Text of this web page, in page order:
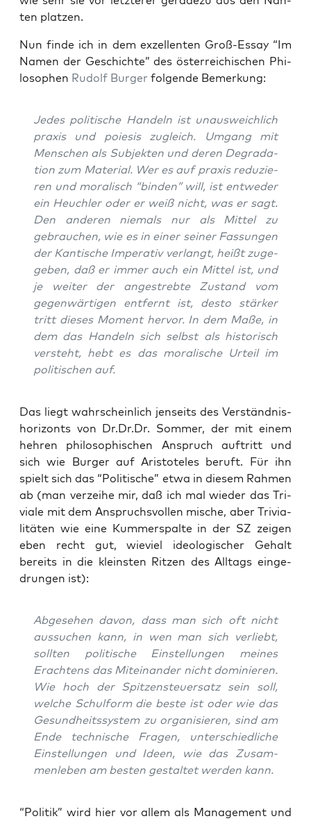
ten platzen.
Nun fin­de ich in dem exzel­len­ten Groß-Essay “Im
Namen der Geschich­te” des öster­rei­chi­schen Phi­
lo­so­phen Rudolf Bur­ger fol­gen­de Bemerkung:
Jedes poli­ti­sche Han­deln ist unaus­weich­lich
pra­xisund poie­sis
zugleich. Umgang mit
Men­schen als Sub­jek­ten und deren Degra­da­
ti­on zum Mate­ri­al. Wer es auf pra­xis redu­zie­
ren und mora­lisch “bin­den” will, ist ent­we­der
ein Heuch­ler oder er weiß nicht, was er sagt.
Den ande­ren nie­mals nur als Mit­tel zu
gebrau­chen, wie es in einer sei­ner Fas­sun­gen
der Kan­ti­sche Impe­ra­tiv ver­langt, heißt zuge­
ge­ben, daß er immer auch ein Mit­tel ist, und
je wei­ter der ange­streb­te Zustand vom
gegen­wär­ti­gen ent­fernt ist, des­to stär­ker
tritt die­ses Moment her­vor. In dem Maße, in
dem das Han­deln sich selbst als his­to­risch
ver­steht, hebt es das mora­li­sche Urteil im
poli­ti­schen auf.
Das liegt wahr­schein­lich jen­seits des Ver­ständ­nis­
ho­ri­zonts von Dr.Dr.Dr. Som­mer, der mit einem
heh­ren phi­lo­so­phi­schen Anspruch auf­tritt und
sich wie Bur­ger auf Aris­to­te­les beruft. Für ihn
spielt sich das “Poli­ti­sche” etwa in die­sem Rah­men
ab (man ver­zei­he mir, daß ich mal wie­der das Tri­
via­le mit dem Anspruchs­vol­len mische, aber Tri­via­
li­tä­ten wie eine Kum­mer­spal­te in der SZ zei­gen
eben recht gut, wie­viel ideo­lo­gi­scher Gehalt
bereits in die kleins­ten Rit­zen des All­tags ein­ge­
drun­gen ist):
Abge­se­hen davon, dass man sich oft nicht
aus­su­chen kann, in wen man sich ver­liebt,
soll­ten poli­ti­sche Ein­stel­lun­gen mei­nes
Erach­tens das Mit­ein­an­der nicht domi­nie­ren.
Wie hoch der Spit­zen­steu­er­satz sein soll,
wel­che Schul­form die bes­te ist oder wie das
Gesund­heits­sys­tem zu orga­ni­sie­ren, sind am
Ende tech­ni­sche Fra­gen, unter­schied­li­che
Ein­stel­lun­gen und Ideen, wie das Zusam­
men­le­ben am bes­ten gestal­tet wer­den kann.
“Poli­tik” wird hier vor allem als Manage­ment und